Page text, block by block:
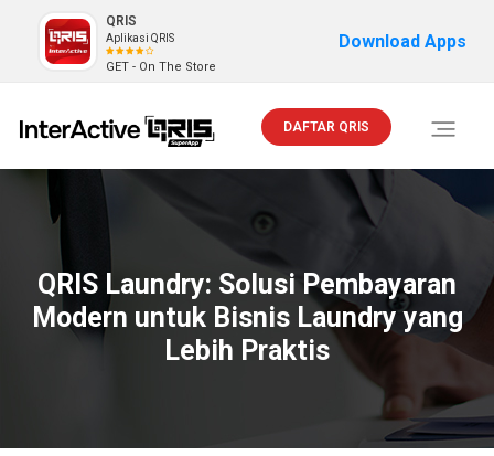
QRIS
Aplikasi QRIS
GET - On The Store
Download Apps
Toggle
DAFTAR QRIS
QRIS Laundry: Solusi Pembayaran
Modern untuk Bisnis Laundry yang
Lebih Praktis